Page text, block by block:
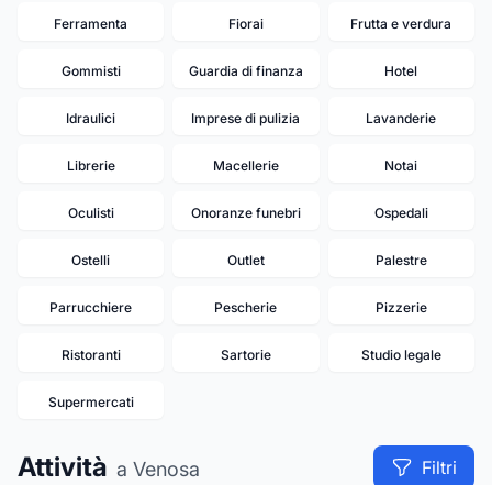
Ferramenta Fiorai Frutta e verdura
Gommisti Guardia di finanza Hotel
Idraulici Imprese di pulizia Lavanderie
Librerie Macellerie Notai
Oculisti Onoranze funebri Ospedali
Ostelli Outlet Palestre
Parrucchiere Pescherie Pizzerie
Ristoranti Sartorie Studio legale
Supermercati
Attività a Venosa Filtri